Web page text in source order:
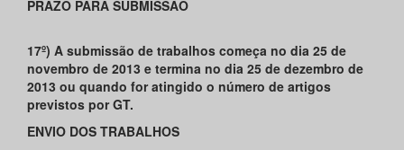
PRAZO PARA SUBMISSÃO
17º) A submissão de trabalhos começa no dia 25 de
novembro de 2013 e termina no dia 25 de dezembro de
2013 ou quando for atingido o número de artigos
previstos por GT.
ENVIO DOS TRABALHOS